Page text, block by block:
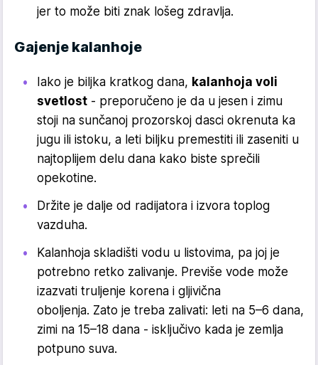
jer to može biti znak lošeg zdravlja.
Gajenje kalanhoje
Iako je biljka kratkog dana, kalanhoja voli
svetlost - preporučeno je da u jesen i zimu
stoji na sunčanoj prozorskoj dasci okrenuta ka
jugu ili istoku, a leti biljku premestiti ili zaseniti u
najtoplijem delu dana kako biste sprečili
opekotine.
Držite je dalje od radijatora i izvora toplog
vazduha.
Kalanhoja skladišti vodu u listovima, pa joj je
potrebno retko zalivanje. Previše vode može
izazvati truljenje korena i gljivična
oboljenja. Zato je treba zalivati: leti na 5–6 dana,
zimi na 15–18 dana - isključivo kada je zemlja
potpuno suva.